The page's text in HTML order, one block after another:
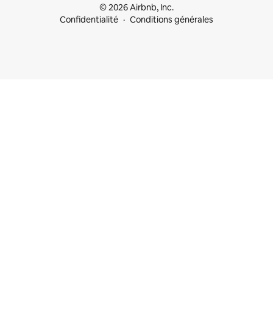
© 2026 Airbnb, Inc.
Confidentialité
Conditions générales